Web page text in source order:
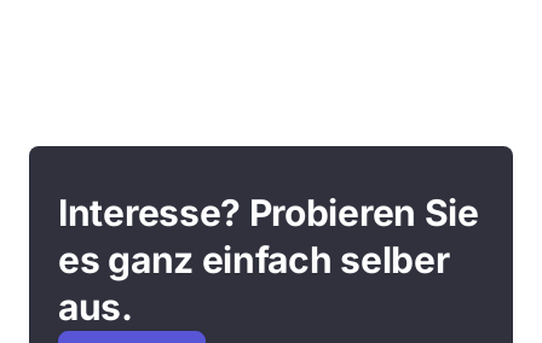
Interesse? Probieren Sie
es ganz einfach selber
aus.